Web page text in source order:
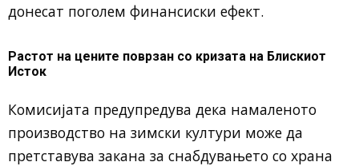
донесат поголем финансиски ефект.
Растот на цените поврзан со кризата на Блискиот
Исток
Комисијата предупредува дека намаленото
производство на зимски култури може да
претставува закана за снабдувањето со храна